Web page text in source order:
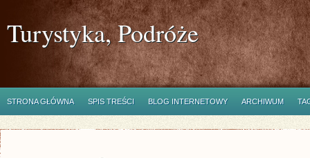
Turystyka, Podróże
STRONA GŁÓWNA SPIS TREŚCI BLOG INTERNETOWY ARCHIWUM